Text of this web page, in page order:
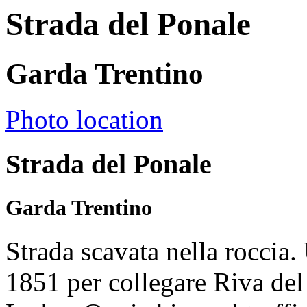
Strada del Ponale
Garda Trentino
Photo location
Strada del Ponale
Garda Trentino
Strada scavata nella
1851 per collegare Riva